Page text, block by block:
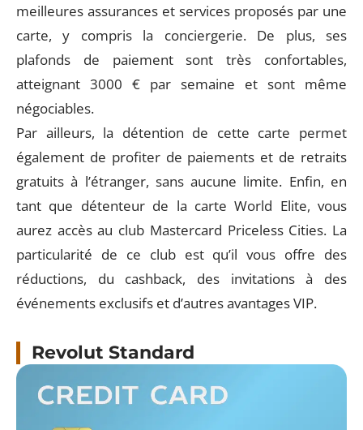
meilleures assurances et services proposés par une
carte, y compris la conciergerie. De plus, ses
plafonds de paiement sont très confortables,
atteignant 3000 € par semaine et sont même
négociables.
Par ailleurs, la détention de cette carte permet
également de profiter de paiements et de retraits
gratuits à l’étranger, sans aucune limite. Enfin, en
tant que détenteur de la carte World Elite, vous
aurez accès au club Mastercard Priceless Cities. La
particularité de ce club est qu’il vous offre des
réductions, du cashback, des invitations à des
événements exclusifs et d’autres avantages VIP.
Revolut Standard